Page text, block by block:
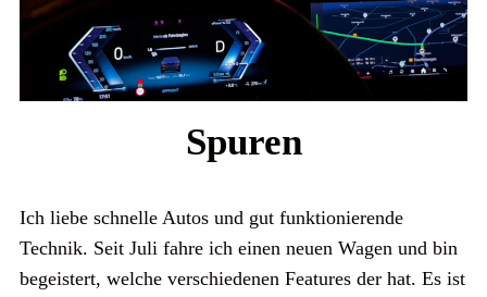
Spuren
Ich liebe schnelle Autos und gut funktionierende
Technik. Seit Juli fahre ich einen neuen Wagen und bin
begeistert, welche verschiedenen Features der hat. Es ist